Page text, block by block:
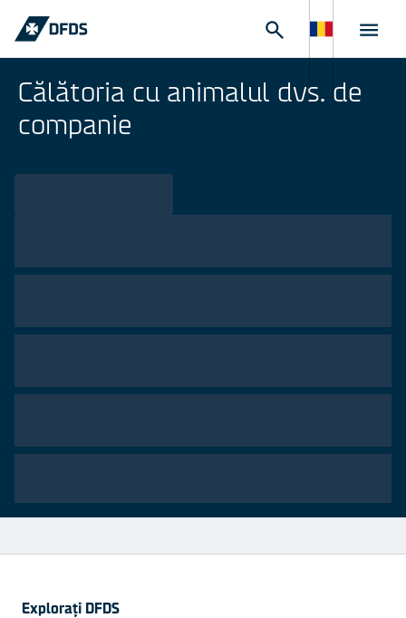
Călătoria cu animalul dvs. de
companie
Explorați DFDS